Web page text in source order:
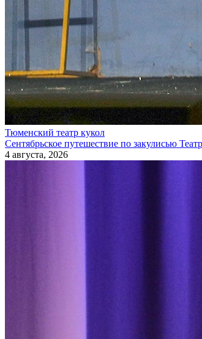
Тюменский театр кукол
Сентябрьское путешествие по закулисью
4 августа, 2026